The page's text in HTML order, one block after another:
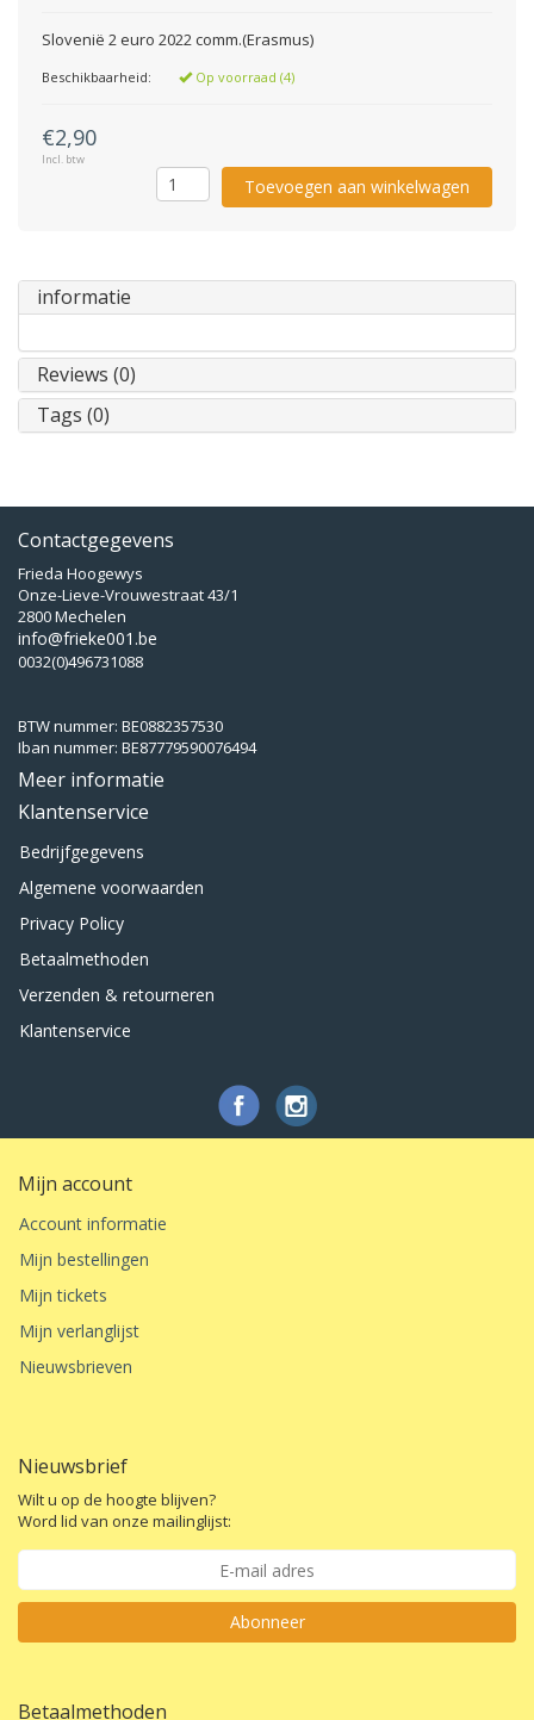
Slovenië 2 euro 2022 comm.(Erasmus)
Beschikbaarheid: Op voorraad (4)
€2,90
Incl. btw
Toevoegen aan winkelwagen
informatie
Reviews (0)
Tags (0)
Contactgegevens
Frieda Hoogewys
Onze-Lieve-Vrouwestraat 43/1
2800 Mechelen
info@frieke001.be
0032(0)496731088
BTW nummer: BE0882357530
Iban nummer: BE87779590076494
Meer informatie
Klantenservice
Bedrijfgegevens
Algemene voorwaarden
Privacy Policy
Betaalmethoden
Verzenden & retourneren
Klantenservice
Mijn account
Account informatie
Mijn bestellingen
Mijn tickets
Mijn verlanglijst
Nieuwsbrieven
Nieuwsbrief
Wilt u op de hoogte blijven?
Word lid van onze mailinglijst:
Abonneer
Betaalmethoden